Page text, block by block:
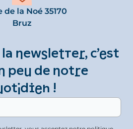
de la Noé 35170
Bruz
la newsletter, c’est
peu de notre
!